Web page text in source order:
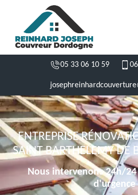
05 33 06 10 59
ENTREPRISE
SAINT BARTHELEMY DE
Nous intervenons 24h/
d'urgence